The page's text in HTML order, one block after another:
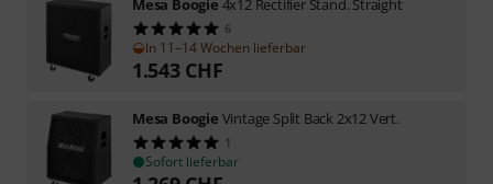
6
In 11–14 Wochen lieferbar
1.543 CHF
Mesa Boogie Vintage Split Back 2x12 Vert.
1
Sofort lieferbar